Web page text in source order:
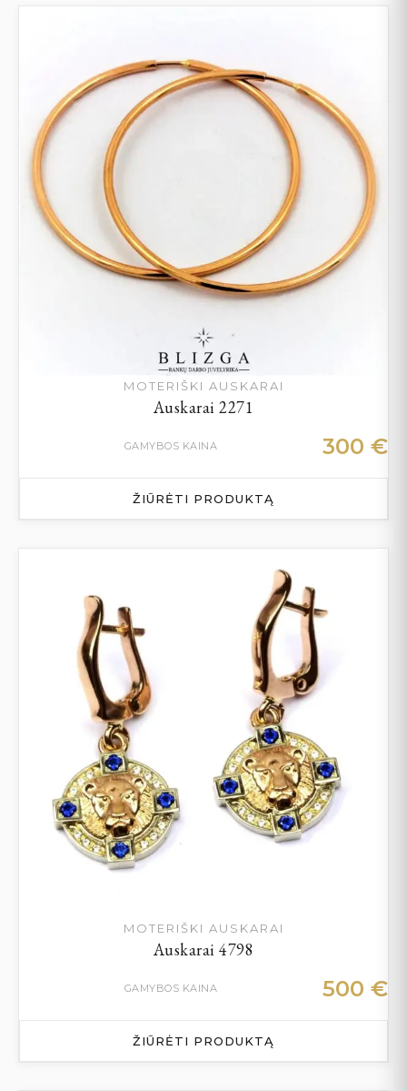
MOTERIŠKI AUSKARAI
Auskarai 2271
GAMYBOS KAINA 300 €
ŽIŪRĖTI PRODUKTĄ
MOTERIŠKI AUSKARAI
Auskarai 4798
GAMYBOS KAINA 500 €
ŽIŪRĖTI PRODUKTĄ